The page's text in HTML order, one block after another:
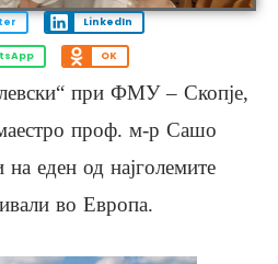
LinkedIn
OK
при ФМУ – Скопје,
проф. м-р Сашо
на еден од најголемите
во Европа.